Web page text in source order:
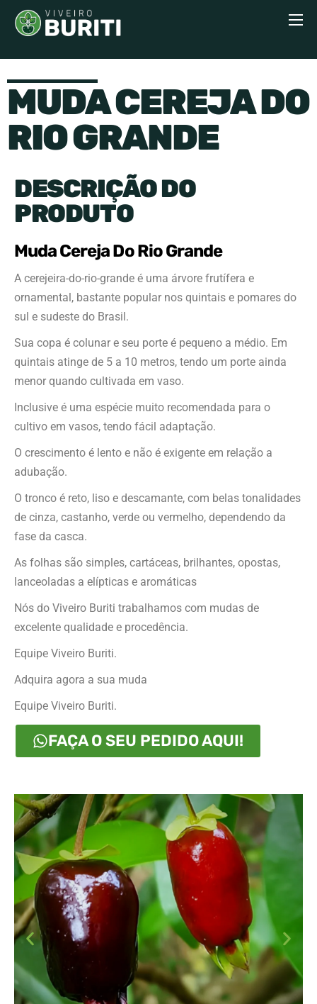
MUDA CEREJA DO
RIO GRANDE
DESCRIÇÃO DO
PRODUTO
Muda Cereja Do Rio Grande
A cerejeira-do-rio-grande é uma árvore frutífera e
ornamental, bastante popular nos quintais e pomares do
sul e sudeste do Brasil.
Sua copa é colunar e seu porte é pequeno a médio. Em
quintais atinge de 5 a 10 metros, tendo um porte ainda
menor quando cultivada em vaso.
Inclusive é uma espécie muito recomendada para o
cultivo em vasos, tendo fácil adaptação.
O crescimento é lento e não é exigente em relação a
adubação.
O tronco é reto, liso e descamante, com belas tonalidades
de cinza, castanho, verde ou vermelho, dependendo da
fase da casca.
As folhas são simples, cartáceas, brilhantes, opostas,
lanceoladas a elípticas e aromáticas
Nós do Viveiro Buriti trabalhamos com mudas de
excelente qualidade e procedência.
Equipe Viveiro Buriti.
Adquira agora a sua muda
Equipe Viveiro Buriti.
FAÇA O SEU PEDIDO AQUI!